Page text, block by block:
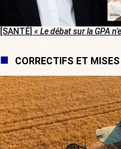
[SANTÉ] « Le débat sur la GPA
CORRECTIFS ET